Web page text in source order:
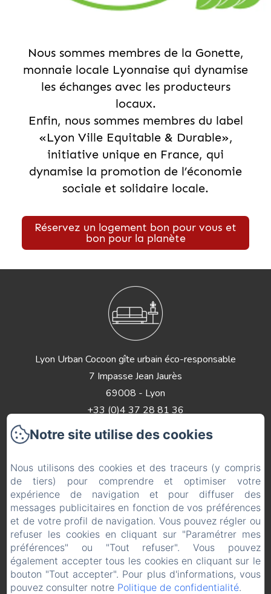
Nous sommes membres de la Gonette,
monnaie locale Lyonnaise qui dynamise
les échanges avec les producteurs
locaux.
Enfin, nous sommes membres du label
«Lyon Ville Equitable & Durable»,
initiative unique en France, qui
dynamise la promotion de l’économie
sociale et solidaire locale.
Réservez un logement bon pour vous et
bon pour la planète
Lyon Urban Cocoon gîte urbain éco-responsable
7 Impasse Jean Jaurès
69008 - Lyon
+33 (0)4 37 28 81 36
Contactez nous
Appartements
Contacts
Mentions légales
Mentions légales
EN FR
Notre site utilise des cookies
Nous utilisons des cookies et des traceurs (y compris
de tiers) pour comprendre et optimiser votre
expérience de navigation et pour diffuser des
messages publicitaires en fonction de vos préférences
et de votre profil de navigation. Vous pouvez régler ou
refuser les cookies en cliquant sur "Paramétrer mes
préférences" ou "Tout refuser". Vous pouvez
également accepter tous les cookies en cliquant sur le
bouton "Tout accepter". Pour plus d'informations, vous
pouvez consulter notre Politique de confidentialité.